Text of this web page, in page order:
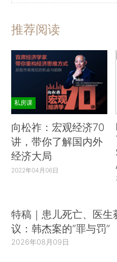
推荐阅读
私房课
向松祚：宏观经济70
讲，带你了解国内外
经济大局
2022年04月06日
特稿｜患儿死亡、医生
议：韩杰案的“罪与罚”
2026年08月09日